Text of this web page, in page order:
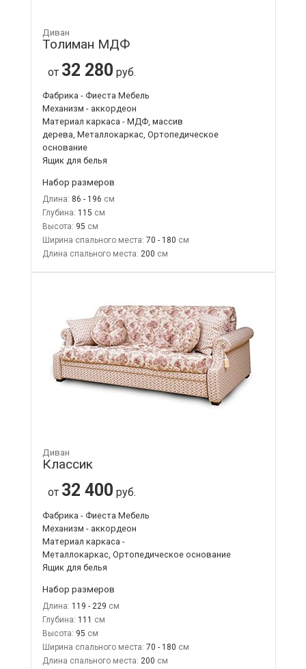
Диван
Толиман МДФ
от 32 280 руб.
Фабрика - Фиеста Мебель
Механизм - аккордеон
Материал каркаса - МДФ, массив
дерева, Металлокаркас, Ортопедическое
основание
Ящик для белья
Набор размеров
Длина: 86 - 196
Глубина: 115
Высота: 95
Ширина спального места: 70 - 180
Длина спального места: 200
Диван
Классик
от 32 400 руб.
Фабрика - Фиеста Мебель
Механизм - аккордеон
Материал каркаса -
Металлокаркас, Ортопедическое основание
Ящик для белья
Набор размеров
Длина: 119 - 229
Глубина: 111
Высота: 95
Ширина спального места: 70 - 180
Длина спального места: 200